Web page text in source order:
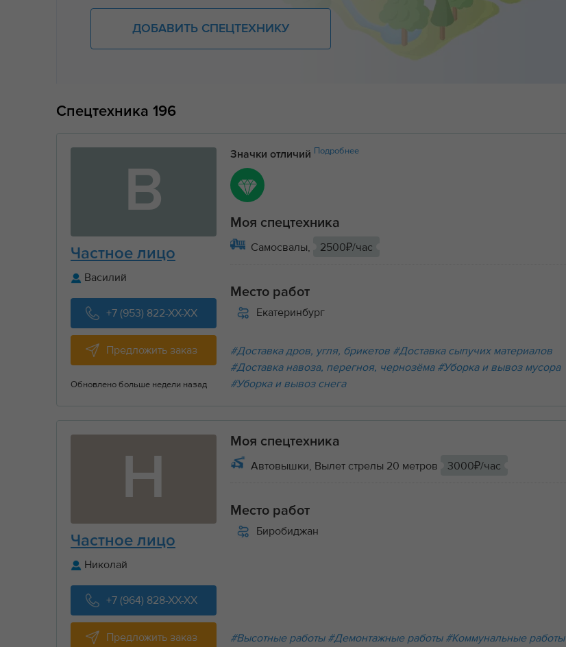
ДОБАВИТЬ СПЕЦТЕХНИКУ
Спецтехника 196
В
Частное лицо
Василий
+7 (953) 822-XX-XX
Предложить заказ
Обновлено больше недели назад
Значки отличий Подробнее
Моя спецтехника
Самосвалы,
2500₽/час
Место работ
Екатеринбург
#Доставка дров, угля, брикетов #Доставка сыпучих материалов
#Доставка навоза, перегноя, чернозёма #Уборка и вывоз мусора
#Уборка и вывоз снега
Н
Частное лицо
Николай
+7 (964) 828-XX-XX
Предложить заказ
Моя спецтехника
Автовышки, Вылет стрелы 20 метров
3000₽/час
Место работ
Биробиджан
#Высотные работы #Демонтажные работы #Коммунальные работы